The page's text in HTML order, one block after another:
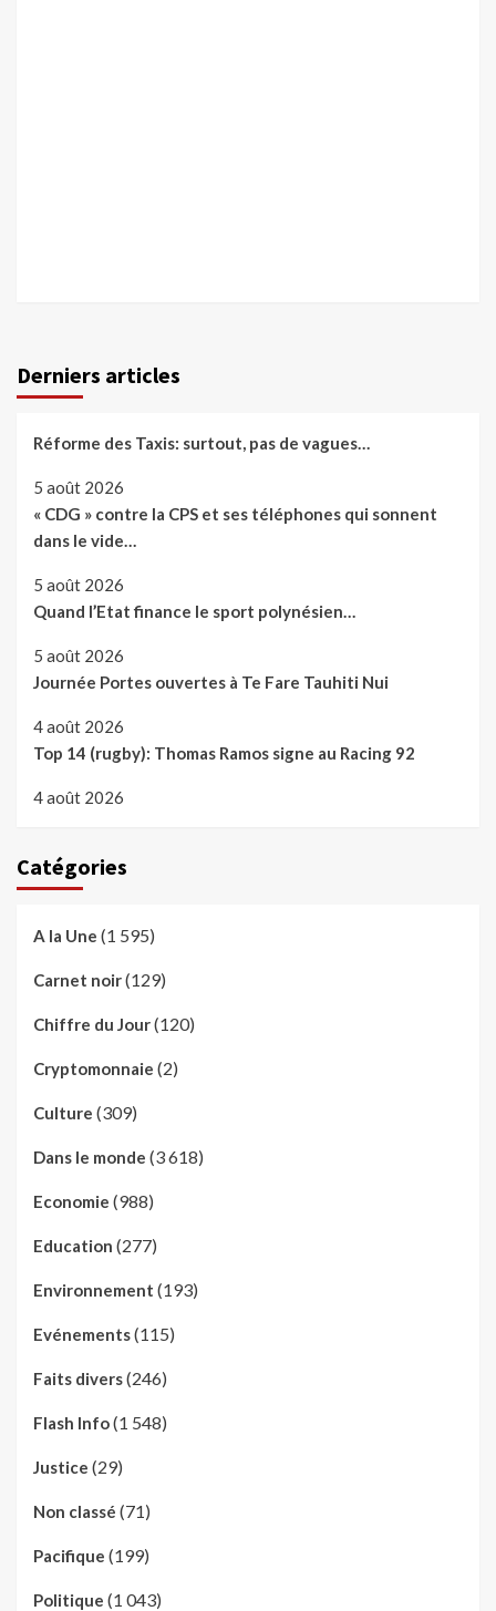
Derniers articles
Réforme des Taxis: surtout, pas de vagues…
5 août 2026
« CDG » contre la CPS et ses téléphones qui sonnent
dans le vide…
5 août 2026
Quand l’Etat finance le sport polynésien…
5 août 2026
Journée Portes ouvertes à Te Fare Tauhiti Nui
4 août 2026
Top 14 (rugby): Thomas Ramos signe au Racing 92
4 août 2026
Catégories
A la Une (1 595)
Carnet noir(129)
Chiffre du Jour(120)
Cryptomonnaie (2)
Culture (309)
Dans le monde (3 618)
Economie (988)
Education (277)
Environnement (193)
Evénements(115)
Faits divers(246)
Flash Info(1 548)
Justice (29)
Non classé (71)
Pacifique (199)
Politique (1 043)